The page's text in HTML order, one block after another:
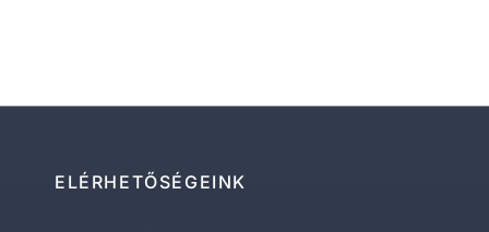
ELÉRHETŐSÉGEINK